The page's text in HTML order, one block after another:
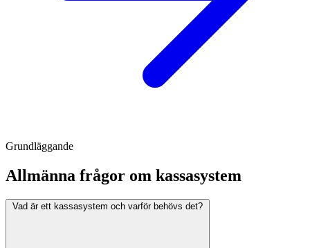
Grundläggande
Allmänna frågor om kassasystem
Vad är ett kassasystem och varför behövs det?